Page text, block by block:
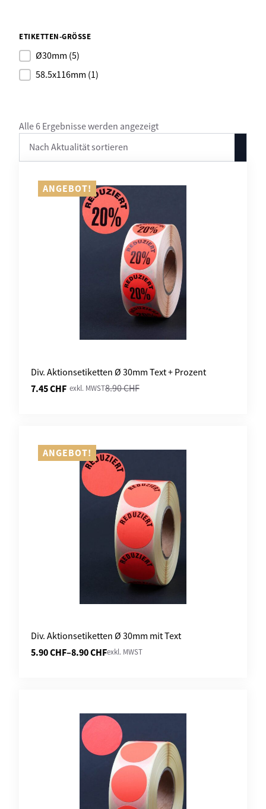
ETIKETTEN-GRÖSSE
Ø30mm (5)
58.5x116mm (1)
Alle 6 Ergebnisse werden angezeigtNach
ANGEBOT!
Div. Aktionsetiketten Ø 30mm Text + Prozent
8.90CHF
Ursprünglicher
7.45CHF
Aktueller exkl. MWST
ANGEBOT!
Div. Aktionsetiketten Ø 30mm mit Text
5.90CHF–8.90CHF
Preisspanne:
exkl. MWST